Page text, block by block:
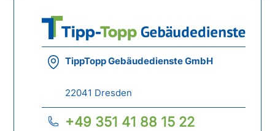
TippTopp Gebäudedienste GmbH
22041 Dresden
+49 351 41 88 15 22